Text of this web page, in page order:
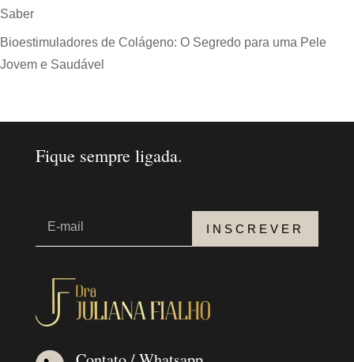
Saber
Bioestimuladores de Colágeno: O Segredo para uma Pele
Jovem e Saudável
Fique sempre ligada.
INSCREVER